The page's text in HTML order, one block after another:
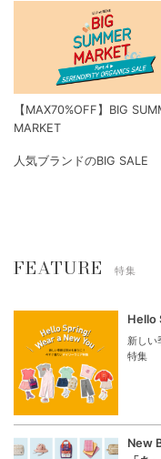
【MAX70%OFF】BIG
MARKET
人気ブランドのBIG SALE
FEATURE 特集
Hello
新しい
特集
New